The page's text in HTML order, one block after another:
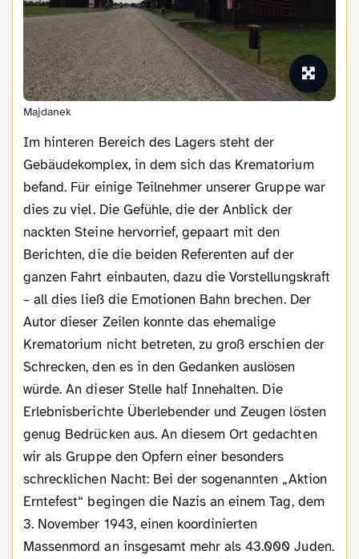
Majdanek
Im hinteren Bereich des Lagers steht der
Gebäudekomplex, in dem sich das Krematorium
befand. Für einige Teilnehmer unserer Gruppe war
dies zu viel. Die Gefühle, die der Anblick der
nackten Steine hervorrief, gepaart mit den
Berichten, die die beiden Referenten auf der
ganzen Fahrt einbauten, dazu die Vorstellungskraft
– all dies ließ die Emotionen Bahn brechen. Der
Autor dieser Zeilen konnte das ehemalige
Krematorium nicht betreten, zu groß erschien der
Schrecken, den es in den Gedanken auslösen
würde. An dieser Stelle half Innehalten. Die
Erlebnisberichte Überlebender und Zeugen lösten
genug Bedrücken aus. An diesem Ort gedachten
wir als Gruppe den Opfern einer besonders
schrecklichen Nacht: Bei der sogenannten „Aktion
Erntefest“ begingen die Nazis an einem Tag, dem
3. November 1943, einen koordinierten
Massenmord an insgesamt mehr als 43.000 Juden.